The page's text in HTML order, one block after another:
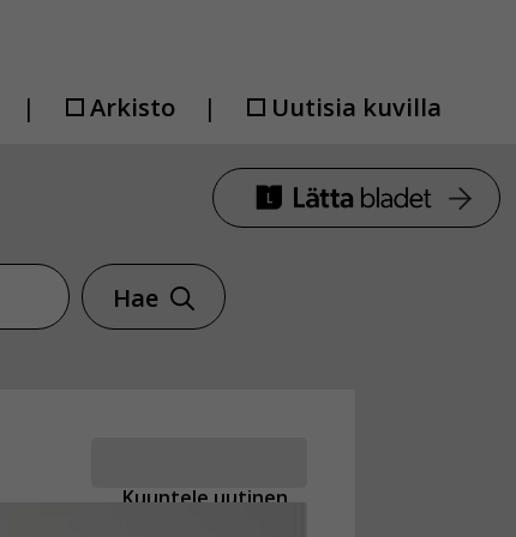
Arkisto Uutisia kuvilla
Hae
Kuuntele uutinen